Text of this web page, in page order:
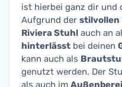
ist hierbei ganz dir und
Aufgrund der stilvollen
Riviera Stuhl auch an
hinterlässt bei deinen
kann auch als
genutzt werden. Der
als auch im